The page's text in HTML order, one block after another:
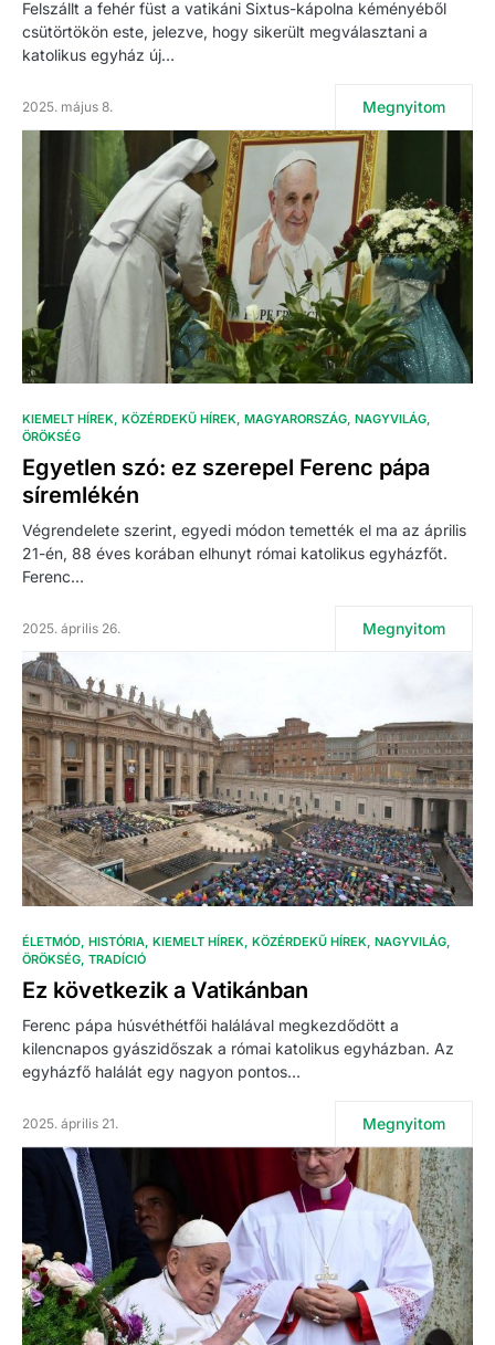
Felszállt a fehér füst a vatikáni Sixtus-kápolna kéményéből
csütörtökön este, jelezve, hogy sikerült megválasztani a
katolikus egyház új…
2025. május 8. Megnyitom
KIEMELT HÍREK KÖZÉRDEKŰ HÍREK MAGYARORSZÁG NAGYVILÁG
ÖRÖKSÉG
Egyetlen szó: ez szerepel Ferenc pápa
síremlékén
Végrendelete szerint, egyedi módon temették el ma az április
21-én, 88 éves korában elhunyt római katolikus egyházfőt.
Ferenc…
2025. április 26. Megnyitom
ÉLETMÓD HISTÓRIA KIEMELT HÍREK KÖZÉRDEKŰ HÍREK NAGYVILÁG
ÖRÖKSÉG TRADÍCIÓ
Ez következik a Vatikánban
Ferenc pápa húsvéthétfői halálával megkezdődött a
kilencnapos gyászidőszak a római katolikus egyházban. Az
egyházfő halálát egy nagyon pontos…
2025. április 21. Megnyitom